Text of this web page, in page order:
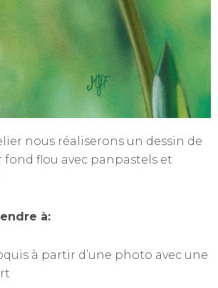
nous réaliserons un dessin de
flou avec panpastels et
à:
à partir d’une photo avec une